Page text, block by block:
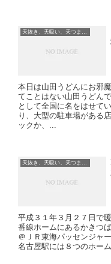
本日は山田うどんにお邪
てことはない山田うどん
として全国に名をはせて
り、大型の駐車場がある
ックか、...
平成３１年３月２７日で
番線ホームにあるかきつ
＠ＪＲ東海パッセンジャ
名古屋駅には８つのホー